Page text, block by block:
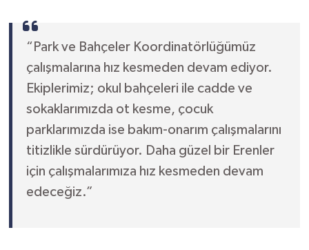
“Park ve Bahçeler Koordinatörlüğümüz
çalışmalarına hız kesmeden devam ediyor.
Ekiplerimiz; okul bahçeleri ile cadde ve
sokaklarımızda ot kesme, çocuk
parklarımızda ise bakım-onarım çalışmalarını
titizlikle sürdürüyor. Daha güzel bir Erenler
için çalışmalarımıza hız kesmeden devam
edeceğiz.”